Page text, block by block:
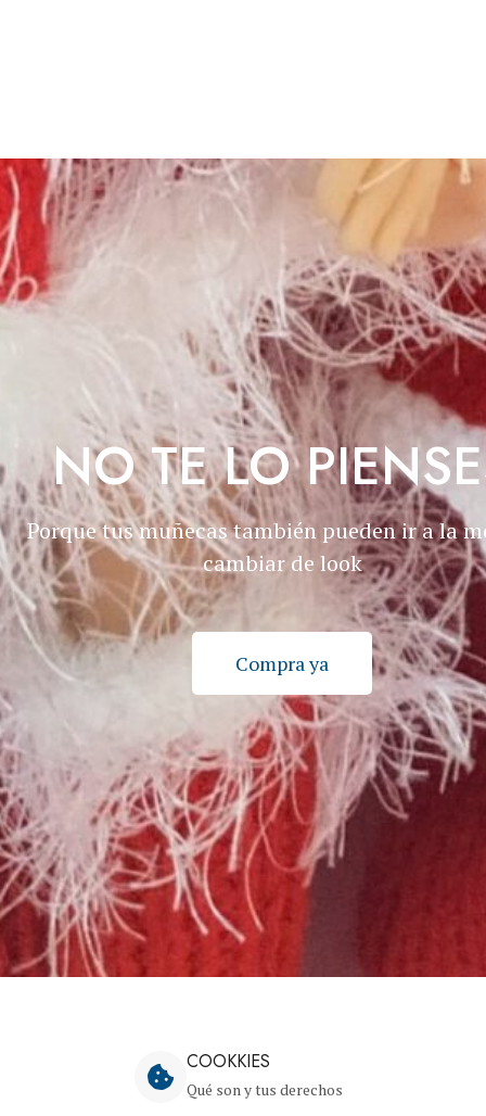
NO TE LO
Porque tus muñecas también pueden ir a la
cambiar de look
Compra ya
COOKKIES
Qué son y tus derechos